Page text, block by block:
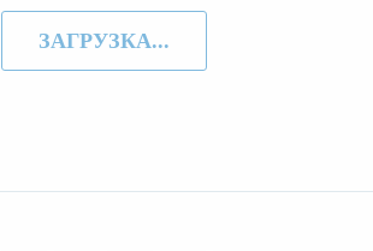
ЗАГРУЗКА...